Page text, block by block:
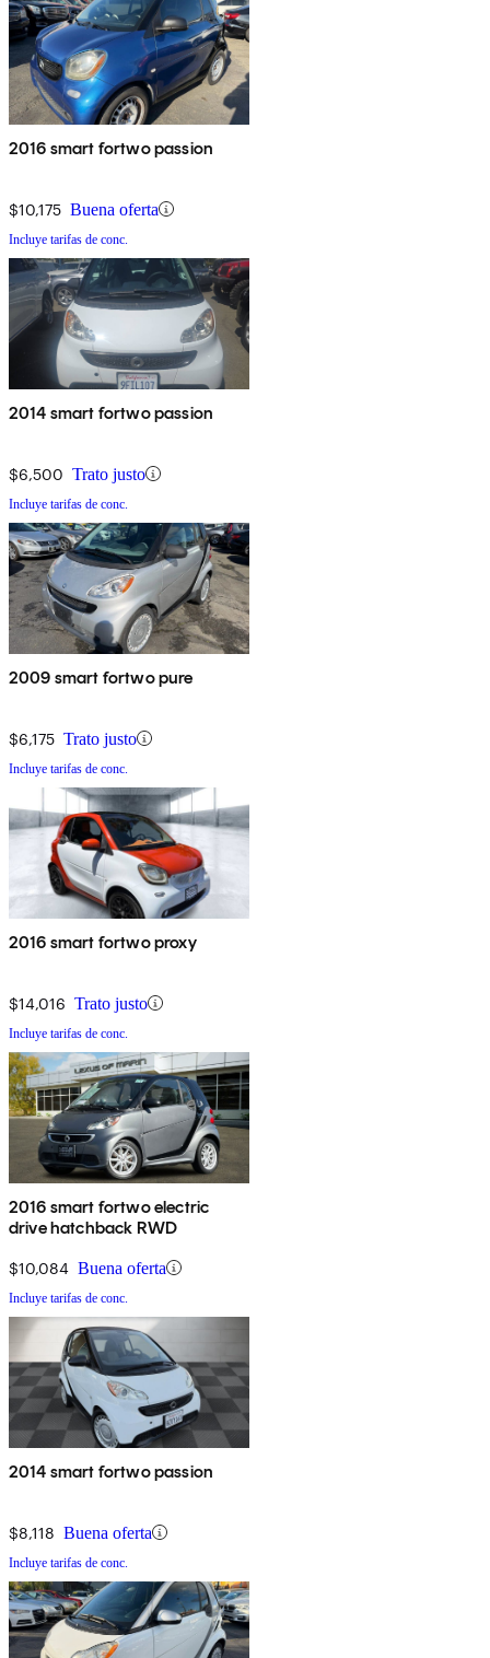
2016 smart fortwo passion
$10,175 Buena oferta
Incluye tarifas de conc.
2014 smart fortwo passion
$6,500 Trato justo
Incluye tarifas de conc.
2009 smart fortwo pure
$6,175 Trato justo
Incluye tarifas de conc.
2016 smart fortwo proxy
$14,016 Trato justo
Incluye tarifas de conc.
2016 smart fortwo electric
drive hatchback RWD
$10,084 Buena oferta
Incluye tarifas de conc.
2014 smart fortwo passion
$8,118 Buena oferta
Incluye tarifas de conc.